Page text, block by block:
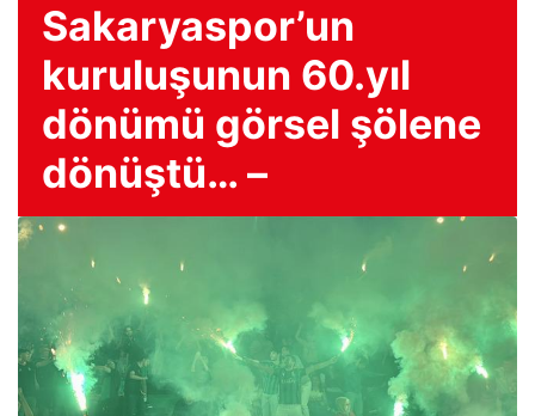
Sakaryaspor’un
kuruluşunun 60.yıl
dönümü görsel şölene
dönüştü… –